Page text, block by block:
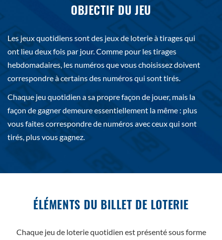
OBJECTIF DU JEU
Les jeux quotidiens sont des jeux de loterie à tirages qui
ont lieu deux fois par jour. Comme pour les tirages
hebdomadaires, les numéros que vous choisissez doivent
correspondre à certains des numéros qui sont tirés.
Chaque jeu quotidien a sa propre façon de jouer, mais la
façon de gagner demeure essentiellement la même : plus
vous faites correspondre de numéros avec ceux qui sont
tirés, plus vous gagnez.
ÉLÉMENTS DU BILLET DE LOTERIE
Chaque jeu de loterie quotidien est présenté sous forme